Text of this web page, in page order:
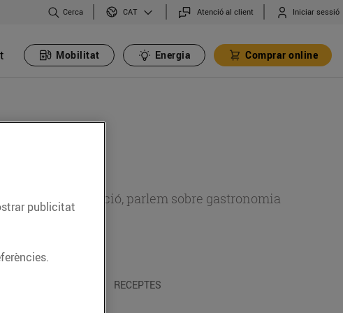
Cerca CAT Atenció al client Iniciar sessió
Mobilitat Energia Comprar online
sobre alimentació, parlem sobre gastronomia
RECEPTES
publicitat